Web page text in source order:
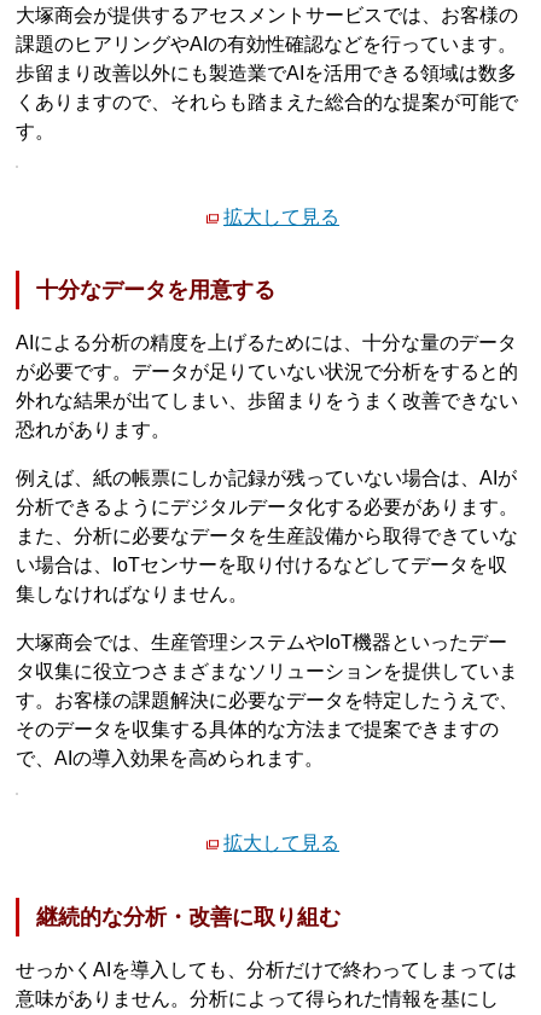
大塚商会が提供するアセスメントサービスでは、お客様の
課題のヒアリングやAIの有効性確認などを行っています。
歩留まり改善以外にも製造業でAIを活用できる領域は数多
くありますので、それらも踏まえた総合的な提案が可能で
す。
拡大して見る
十分なデータを用意する
AIによる分析の精度を上げるためには、十分な量のデータ
が必要です。データが足りていない状況で分析をすると的
外れな結果が出てしまい、歩留まりをうまく改善できない
恐れがあります。
例えば、紙の帳票にしか記録が残っていない場合は、AIが
分析できるようにデジタルデータ化する必要があります。
また、分析に必要なデータを生産設備から取得できていな
い場合は、IoTセンサーを取り付けるなどしてデータを収
集しなければなりません。
大塚商会では、生産管理システムやIoT機器といったデー
タ収集に役立つさまざまなソリューションを提供していま
す。お客様の課題解決に必要なデータを特定したうえで、
そのデータを収集する具体的な方法まで提案できますの
で、AIの導入効果を高められます。
拡大して見る
継続的な分析・改善に取り組む
せっかくAIを導入しても、分析だけで終わってしまっては
意味がありません。分析によって得られた情報を基にし